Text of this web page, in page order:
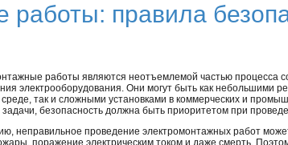
правила
работы являются неотъемлемой частью процесса
электрооборудования. Они могут быть как небольшими
так и сложными установками в коммерческих и
безопасность должна быть приоритетом при
неправильное проведение электромонтажных работ
поражение электрическим током и даже смерть.